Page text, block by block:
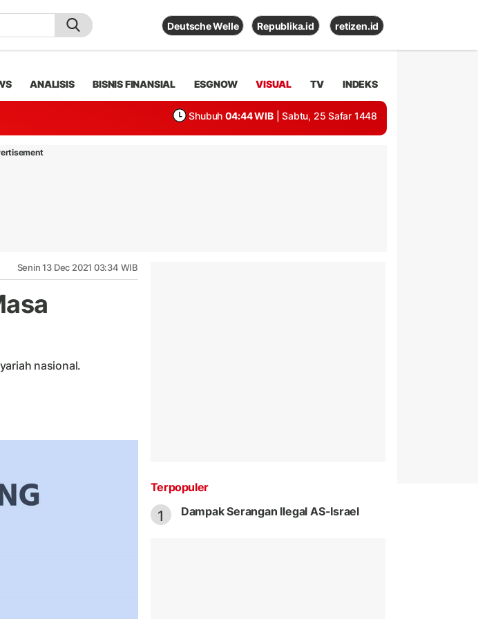
Deutsche Welle Republika.id retizen.id
ANALISIS BISNIS FINANSIAL ESGNOW VISUAL TV INDEKS
Shubuh 04:44 WIB | Sabtu, 25 Safar 1448
Senin 13 Dec 2021 03:34 WIB
nasional.
Terpopuler
1 Dampak Serangan Ilegal AS-Israel